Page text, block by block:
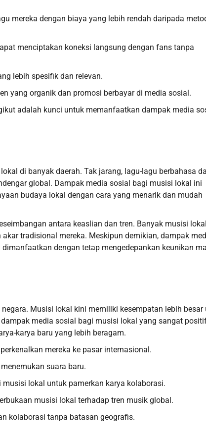
mereka dengan biaya yang lebih rendah daripada
menciptakan koneksi langsung dengan fans tanpa
lebih spesifik dan relevan.
yang organik dan promosi berbayar di media sosial.
adalah kunci untuk memanfaatkan dampak media
di banyak daerah. Tak jarang, lagu-lagu berbahasa
global. Dampak media sosial bagi musisi lokal ini
budaya lokal dengan cara yang menarik dan mudah
antara keaslian dan tren. Banyak musisi
tradisional mereka. Meskipun demikian, dampak
dengan tetap mengedepankan keunikan
Musisi lokal kini memiliki kesempatan lebih besar
media sosial bagi musisi lokal yang sangat
karya baru yang lebih beragam.
mereka ke pasar internasional.
suara baru.
lokal untuk pamerkan karya kolaborasi.
musisi lokal terhadap tren musik global.
kolaborasi tanpa batasan geografis.